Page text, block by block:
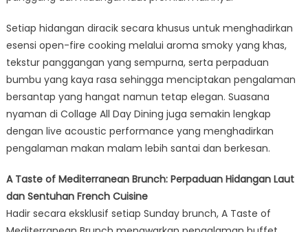
Setiap hidangan diracik secara khusus untuk menghadirkan
esensi open-fire cooking melalui aroma smoky yang khas,
tekstur panggangan yang sempurna, serta perpaduan
bumbu yang kaya rasa sehingga menciptakan pengalaman
bersantap yang hangat namun tetap elegan. Suasana
nyaman di Collage All Day Dining juga semakin lengkap
dengan live acoustic performance yang menghadirkan
pengalaman makan malam lebih santai dan berkesan.
A Taste of Mediterranean Brunch: Perpaduan Hidangan Laut
dan Sentuhan French Cuisine
Hadir secara eksklusif setiap Sunday brunch, A Taste of